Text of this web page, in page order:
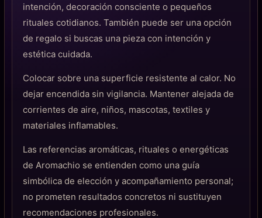
intención, decoración consciente o pequeños
rituales cotidianos. También puede ser una opción
de regalo si buscas una pieza con intención y
estética cuidada.
Colocar sobre una superficie resistente al calor. No
dejar encendida sin vigilancia. Mantener alejada de
corrientes de aire, niños, mascotas, textiles y
materiales inflamables.
Las referencias aromáticas, rituales o energéticas
de Aromachio se entienden como una guía
simbólica de elección y acompañamiento personal;
no prometen resultados concretos ni sustituyen
recomendaciones profesionales.